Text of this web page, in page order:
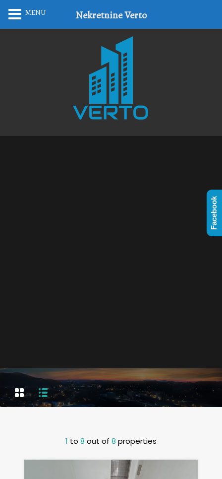
1 to 8 out of 8 properties
MENU Nekretnine Verto
Facebook